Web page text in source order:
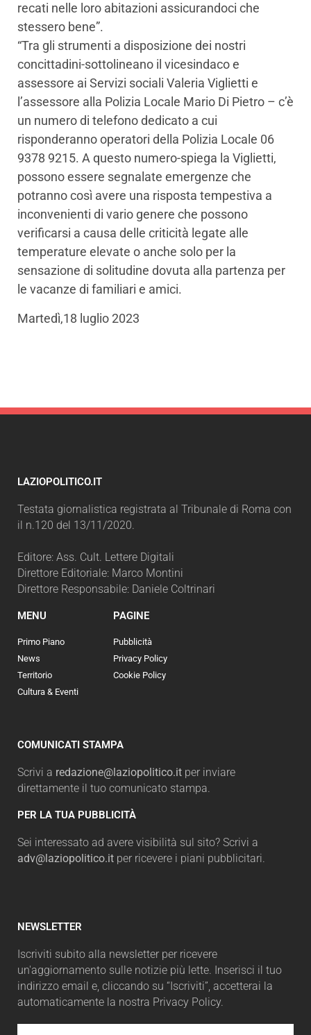
recati nelle loro abitazioni assicurandoci che
stessero bene”.
“Tra gli strumenti a disposizione dei nostri
concittadini-sottolineano il vicesindaco e
assessore ai Servizi sociali Valeria Viglietti e
l’assessore alla Polizia Locale Mario Di Pietro – c’è
un numero di telefono dedicato a cui
risponderanno operatori della Polizia Locale 06
9378 9215. A questo numero-spiega la Viglietti,
possono essere segnalate emergenze che
potranno così avere una risposta tempestiva a
inconvenienti di vario genere che possono
verificarsi a causa delle criticità legate alle
temperature elevate o anche solo per la
sensazione di solitudine dovuta alla partenza per
le vacanze di familiari e amici.
Martedì,18 luglio 2023
LAZIOPOLITICO.IT
Testata giornalistica registrata al Tribunale di Roma con
il n.120 del 13/11/2020.
Editore: Ass. Cult. Lettere Digitali
Direttore Editoriale: Marco Montini
Direttore Responsabile: Daniele Coltrinari
MENU
Primo Piano
News
Territorio
Cultura & Eventi
PAGINE
Pubblicità
Privacy Policy
Cookie Policy
COMUNICATI STAMPA
Scrivi a redazione@laziopolitico.it per inviare
direttamente il tuo comunicato stampa.
PER LA TUA PUBBLICITÀ
Sei interessato ad avere visibilità sul sito? Scrivi a
adv@laziopolitico.it per ricevere i piani pubblicitari.
NEWSLETTER
Iscriviti subito alla newsletter per ricevere
un'aggiornamento sulle notizie più lette. Inserisci il tuo
indirizzo email e, cliccando su “Iscriviti”, accetterai la
automaticamente la nostra Privacy Policy.